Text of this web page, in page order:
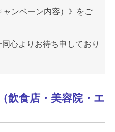
ンペーン内容）》をご
心よりお待ち申しており
飲食店・美容院・エ